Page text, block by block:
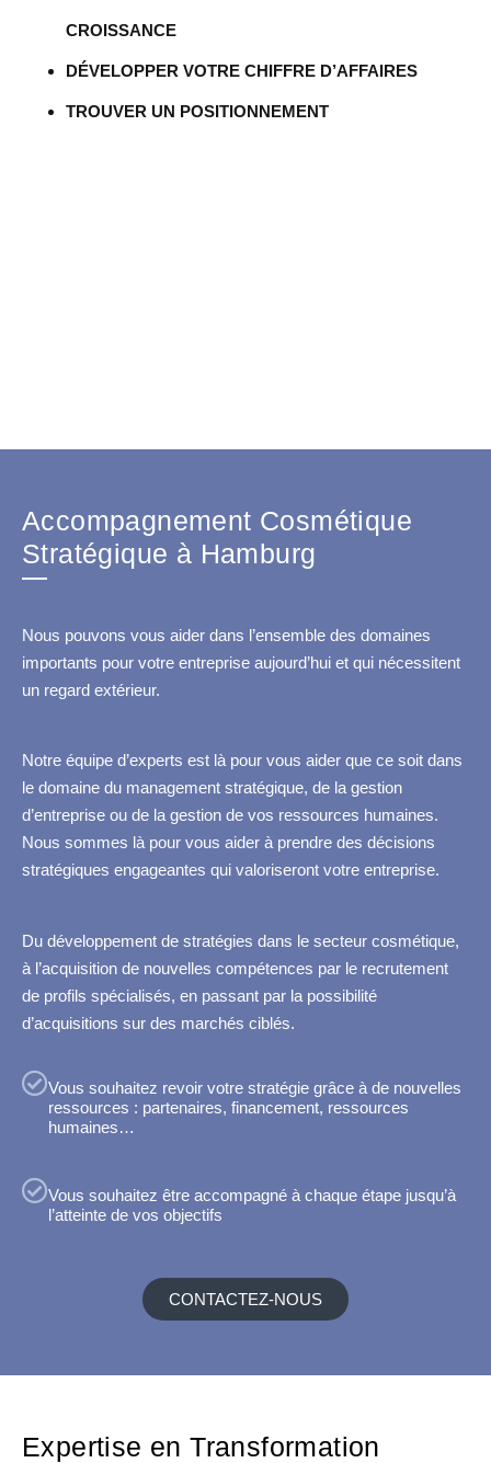
CROISSANCE
DÉVELOPPER VOTRE CHIFFRE D’AFFAIRES
TROUVER UN POSITIONNEMENT
Accompagnement Cosmétique
Stratégique à Hamburg
Nous pouvons vous aider dans l’ensemble des domaines
importants pour votre entreprise aujourd’hui et qui nécessitent
un regard extérieur.
Notre équipe d’experts est là pour vous aider que ce soit dans
le domaine du management stratégique, de la gestion
d’entreprise ou de la gestion de vos ressources humaines.
Nous sommes là pour vous aider à prendre des décisions
stratégiques engageantes qui valoriseront votre entreprise.
Du développement de stratégies dans le secteur cosmétique,
à l’acquisition de nouvelles compétences par le recrutement
de profils spécialisés, en passant par la possibilité
d’acquisitions sur des marchés ciblés.
Vous souhaitez revoir votre stratégie grâce à de nouvelles
ressources : partenaires, financement, ressources
humaines…
Vous souhaitez être accompagné à chaque étape jusqu’à
l’atteinte de vos objectifs
CONTACTEZ-NOUS
Expertise en Transformation